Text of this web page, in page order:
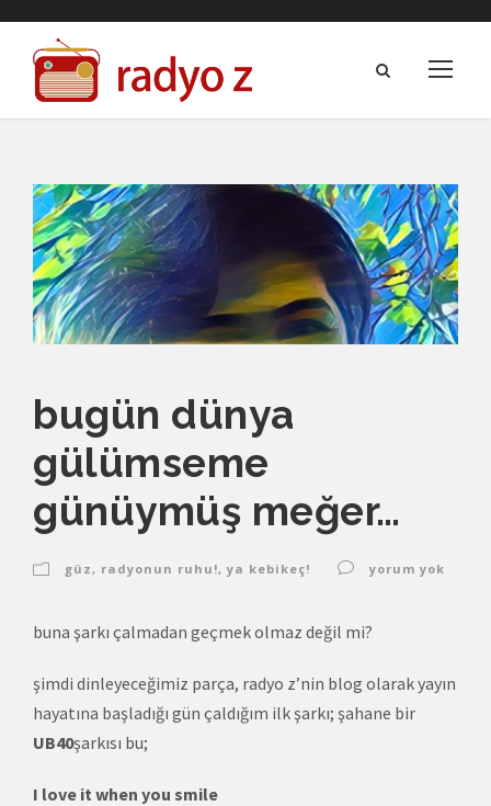
bugün dünya
gülümseme
günüymüş meğer…
güz , radyonun ruhu!, ya kebikeç! yorum yok
buna şarkı çalmadan geçmek olmaz değil mi?
şimdi dinleyeceğimiz parça, radyo z’nin blog olarak yayın
hayatına başladığı gün çaldığım ilk şarkı; şahane bir
UB40şarkısı bu;
I love it when you smile